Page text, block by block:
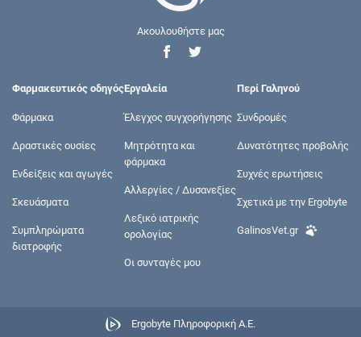
Ακουλουθήστε μας
Φαρμακευτικός οδηγός
Φάρμακα
Δραστικές ουσίες
Ενδείξεις και αγωγές
Σκευάσματα
Συμπληρώματα
διατροφής
Εργαλεία
Έλεγχος συγχορήγησης
Μητρότητα και
φάρμακα
Αλλεργίες / Δυσανεξίες
Λεξικό ιατρικής
ορολογίας
Οι συνταγές μου
Περί Γαληνού
Συνδρομές
Δυνατότητες προβολής
Συχνές ερωτήσεις
Σχετικά με την Ergobyte
GalinosVet.gr
Ergobyte Πληροφορική Α.Ε.